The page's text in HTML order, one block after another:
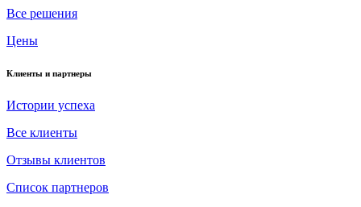
Все решения
Цены
Клиенты и партнеры
Истории успеха
Все клиенты
Отзывы клиентов
Список партнеров